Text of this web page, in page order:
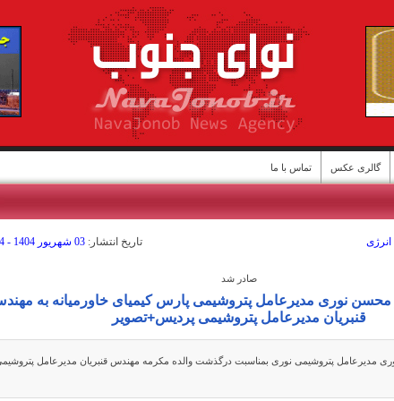
گالری عکس تماس با ما
تاريخ انتشار: 03 شهريور 1404 - 10:34
صادر شد
محسن نوری مدیرعامل پتروشیمی پارس کیمیای خاورمیانه به
قنبریان مدیرعامل پتروشیمی پردیس+تصویر
مدیرعامل پتروشیمی نوری بمناسبت درگذشت والده مکرمه مهندس قنبریان مدیرعامل